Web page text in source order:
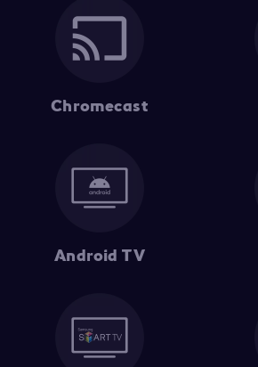
Chromecast
Android TV